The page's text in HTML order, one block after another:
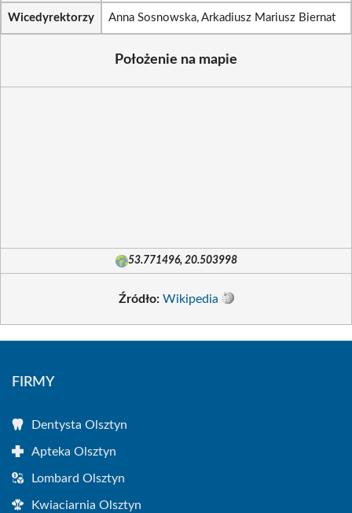
Wicedyrektorzy Anna Sosnowska, Arkadiusz Mariusz Biernat
Położenie na mapie
53.771496, 20.503998
Źródło: Wikipedia
FIRMY
Dentysta Olsztyn
Apteka Olsztyn
Lombard Olsztyn
Kwiaciarnia Olsztyn